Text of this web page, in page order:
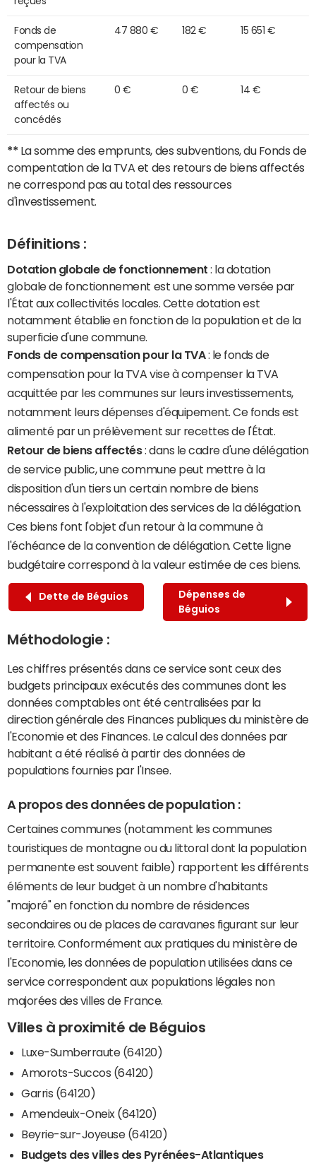
Fonds de
compensation
pour la TVA
47 880 € 182 € 15 651 €
Retour de biens
affectés ou
concédés
0 € 0 € 14 €
** La somme des emprunts, des subventions, du Fonds de
compentation de la TVA et des retours de biens affectés
ne correspond pas au total des ressources
d'investissement.
Définitions :
Dotation globale de fonctionnement : la dotation
globale de fonctionnement est une somme versée par
l'État aux collectivités locales. Cette dotation est
notamment établie en fonction de la population et de la
superficie d'une commune.
Fonds de compensation pour la TVA: le fonds de
compensation pour la TVA vise à compenser la TVA
acquittée par les communes sur leurs investissements,
notamment leurs dépenses d'équipement. Ce fonds est
alimenté par un prélèvement sur recettes de l'État.
Retour de biens affectés: dans le cadre d'une délégation
de service public, une commune peut mettre à la
disposition d'un tiers un certain nombre de biens
nécessaires à l'exploitation des services de la délégation.
Ces biens font l'objet d'un retour à la commune à
l'échéance de la convention de délégation. Cette ligne
budgétaire correspond à la valeur estimée de ces biens.
Dette de Béguios
Dépenses de
Béguios
Méthodologie :
Les chiffres présentés dans ce service sont ceux des
budgets principaux exécutés des communes dont les
données comptables ont été centralisées par la
direction générale des Finances publiques du ministère de
l'Economie et des Finances. Le calcul des données par
habitant a été réalisé à partir des données de
populations fournies par l'Insee.
A propos des données de population :
Certaines communes (notamment les communes
touristiques de montagne ou du littoral dont la population
permanente est souvent faible) rapportent les différents
éléments de leur budget à un nombre d'habitants
"majoré" en fonction du nombre de résidences
secondaires ou de places de caravanes figurant sur leur
territoire. Conformément aux pratiques du ministère de
l'Economie, les données de population utilisées dans ce
service correspondent aux populations légales non
majorées des villes de France.
Villes à proximité de Béguios
Luxe-Sumberraute (64120)
Amorots-Succos (64120)
Garris (64120)
Amendeuix-Oneix (64120)
Beyrie-sur-Joyeuse (64120)
Budgets des villes des Pyrénées-Atlantiques